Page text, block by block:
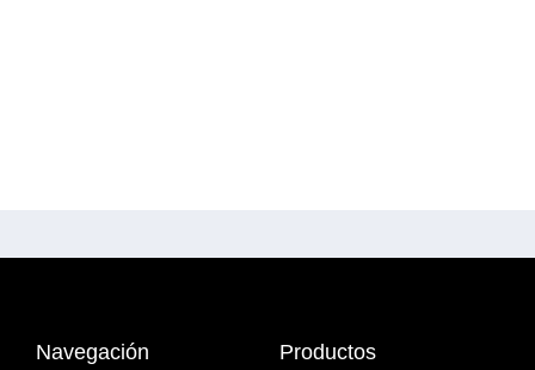
Navegación Productos